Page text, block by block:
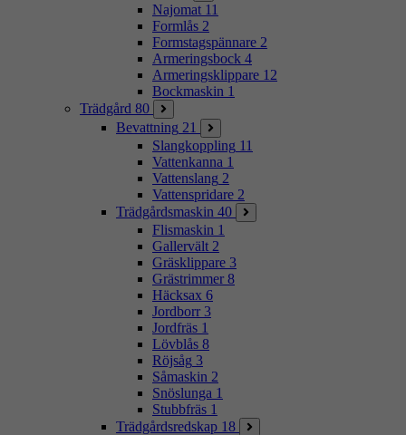
Najomat 11
Formlås 2
Formstagspännare 2
Armeringsbock 4
Armeringsklippare 12
Bockmaskin 1
Trädgård 80
Bevattning 21
Slangkoppling 11
Vattenkanna 1
Vattenslang 2
Vattenspridare 2
Trädgårdsmaskin 40
Flismaskin 1
Gallervält 2
Gräsklippare 3
Grästrimmer 8
Häcksax 6
Jordborr 3
Jordfräs 1
Lövblås 8
Röjsåg 3
Såmaskin 2
Snöslunga 1
Stubbfräs 1
Trädgårdsredskap 18